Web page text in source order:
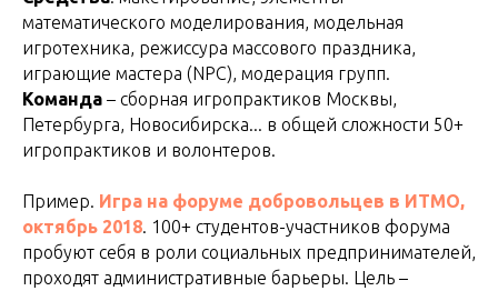
математического моделирования, модельная
игротехника, режиссура массового праздника,
играющие мастера (NPC), модерация групп.
Команда – сборная игропрактиков Москвы,
Петербурга, Новосибирска... в общей сложности 50+
игропрактиков и волонтеров.
Пример. Игра на форуме добровольцев в ИТМО,
октябрь 2018. 100+ студентов-участников форума
пробуют себя в роли социальных предпринимателей,
проходят административные барьеры. Цель –